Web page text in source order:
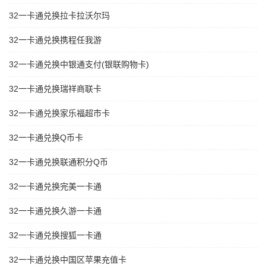
32一卡通兑换拉卡拉沃尔玛
32一卡通兑换携程任我游
32一卡通兑换中银通支付(银联购物卡)
32一卡通兑换瑞祥商联卡
32一卡通兑换家乐福超市卡
32一卡通兑换Q币卡
32一卡通兑换联通积分Q币
32一卡通兑换完美一卡通
32一卡通兑换久游一卡通
32一卡通兑换搜狐一卡通
32一卡通兑换中国区苹果充值卡